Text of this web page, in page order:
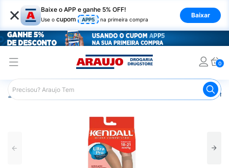
× Baixe o APP e ganhe 5% OFF!
Use o cupom APP5 na primeira compra
Baixar
0
Araujo Saúde e Bem Estar Palmilha